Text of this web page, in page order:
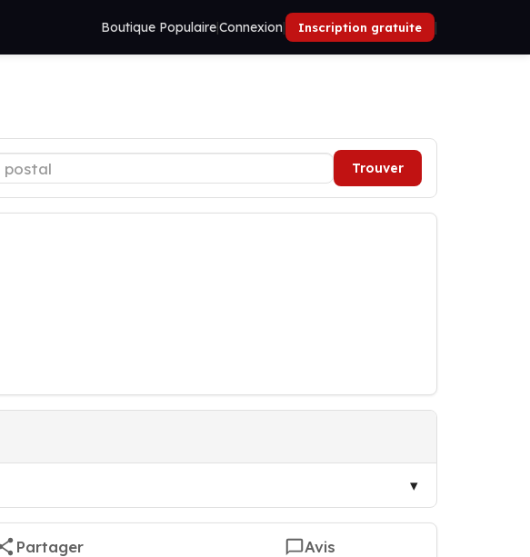
Boutique Populaire|Connexion| Inscription gratuite |
Trouver
Partager Avis